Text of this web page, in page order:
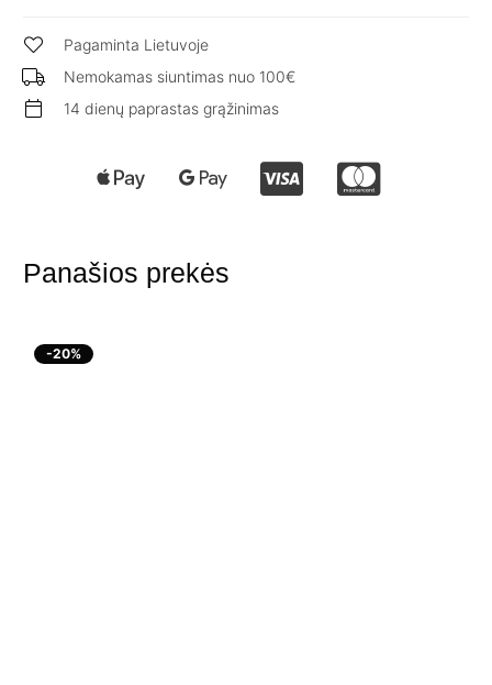
Pagaminta Lietuvoje
Nemokamas siuntimas nuo 100€
14 dienų paprastas grąžinimas
Panašios prekės
-20%